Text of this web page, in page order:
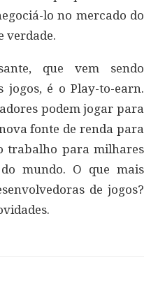
lo no mercado do
verdade.
que vem sendo
jogos, é o Play-to-earn.
podem jogar para
fonte de renda para
trabalho para milhares
mundo. O que mais
de jogos?